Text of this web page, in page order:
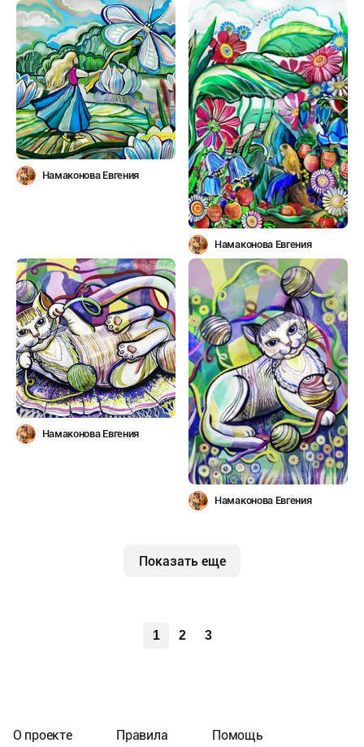
Намаконова Евгения
Намаконова Евгения
Намаконова Евгения
Намаконова Евгения
Показать еще
1 2 3
О проекте Правила Помощь